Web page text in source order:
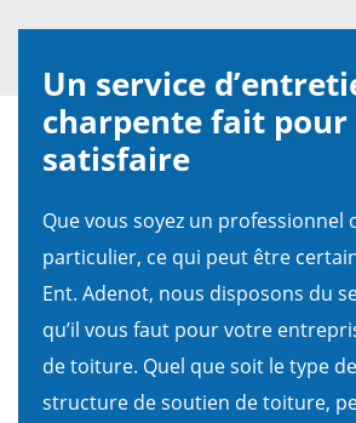
Un service
charpente fait pour
satisfaire
Que vous soyez un professionnel
particulier, ce qui peut être
Ent. Adenot, nous disposons du
qu’il vous faut pour votre
de toiture. Quel que soit le type
structure de soutien de toiture,